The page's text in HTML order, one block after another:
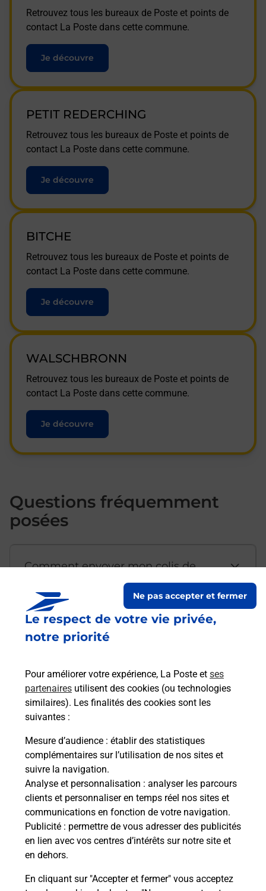
Le respect de votre vie privée,
notre priorité
Pour améliorer votre expérience, La Poste et ses
partenaires utilisent des cookies (ou technologies
similaires). Les finalités des cookies sont les
suivantes :
Mesure d’audience : établir des statistiques
complémentaires sur l’utilisation de nos sites et
suivre la navigation.
Analyse et personnalisation : analyser les parcours
clients et personnaliser en temps réel nos sites et
communications en fonction de votre navigation.
Publicité : permettre de vous adresser des publicités
en lien avec vos centres d’intérêts sur notre site et
en dehors.
En cliquant sur "Accepter et fermer" vous acceptez
Ne pas accepter et fermer
Retrouvez tous les bureaux de Poste et points de
contact La Poste dans cette commune.
Je découvre
PETIT REDERCHING
Retrouvez tous les bureaux de Poste et points de
contact La Poste dans cette commune.
Je découvre
BITCHE
Retrouvez tous les bureaux de Poste et points de
contact La Poste dans cette commune.
Je découvre
WALSCHBRONN
Retrouvez tous les bureaux de Poste et points de
contact La Poste dans cette commune.
Je découvre
Questions fréquemment
posées
Comment envoyer mon colis de
Est-il possible d’acheter un
emballage directement depuis un
Comment demander une
modification de livraison ?
Comment La Poste participe-t-elle
à votre sécurité au quotidien ?
Puis-je passer mon code de la route
avec La Poste et sous quelles
conditions ?